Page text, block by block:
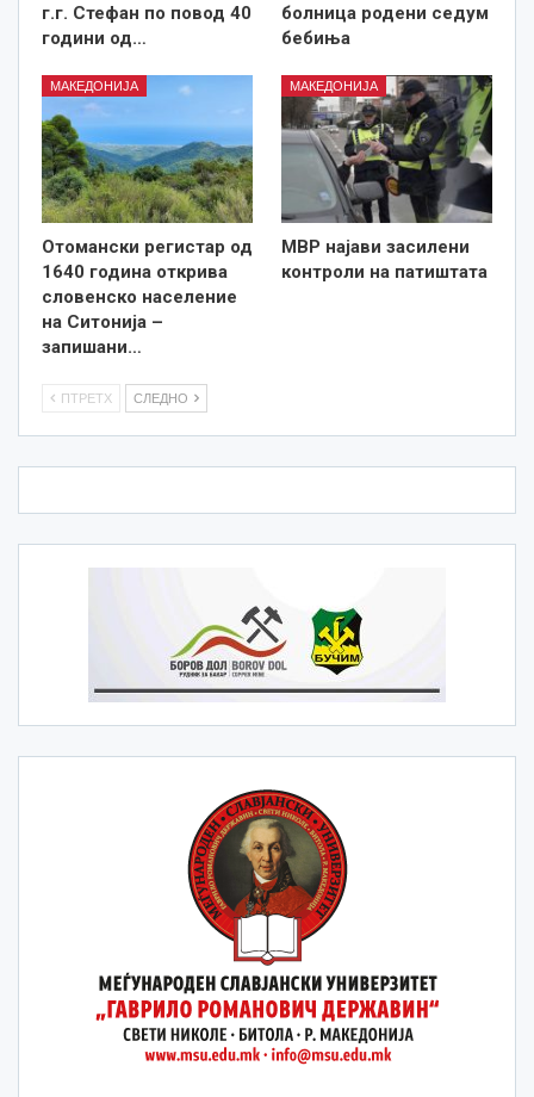
г.г. Стефан по повод 40
години од…
болница родени седум
бебиња
МАКЕДОНИЈА
Отомански регистар од
1640 година открива
словенско население
на Ситонија –
запишани…
МАКЕДОНИЈА
МВР најави засилени
контроли на патиштата
ПТРЕТХ СЛЕДНО